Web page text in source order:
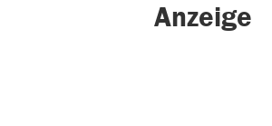
Anzeige